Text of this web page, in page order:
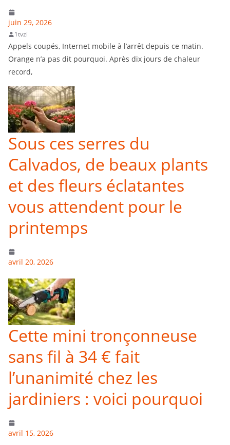
juin 29, 2026
1tvzi
Appels coupés, Internet mobile à l’arrêt depuis ce matin.
Orange n’a pas dit pourquoi. Après dix jours de chaleur
record,
Sous ces serres du
Calvados, de beaux plants
et des fleurs éclatantes
vous attendent pour le
printemps
avril 20, 2026
Cette mini tronçonneuse
sans fil à 34 € fait
l’unanimité chez les
jardiniers : voici pourquoi
avril 15, 2026